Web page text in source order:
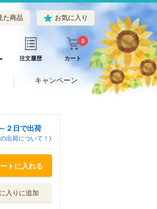
た商品 お気に入り
注文履歴 カート
0
キャンペーン
２日で出荷
出荷について！)
トに入れる
入りに追加